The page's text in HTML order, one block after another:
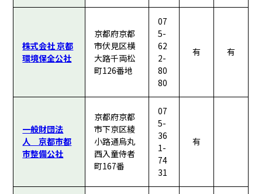
株式会社 京都
環境保全公社
京都府京都
市伏見区横
大路千両松
町126番地
07
5-
62
2-
80
80
有 有
一般財団法
人 京都市都
市整備公社
京都府京都
市下京区綾
小路通烏丸
西入童侍者
町167番
07
5-
36
1-
74
31
有